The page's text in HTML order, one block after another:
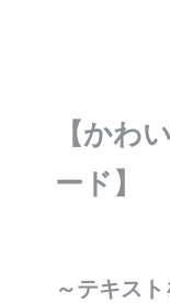
【かわ
ード】
～テキス